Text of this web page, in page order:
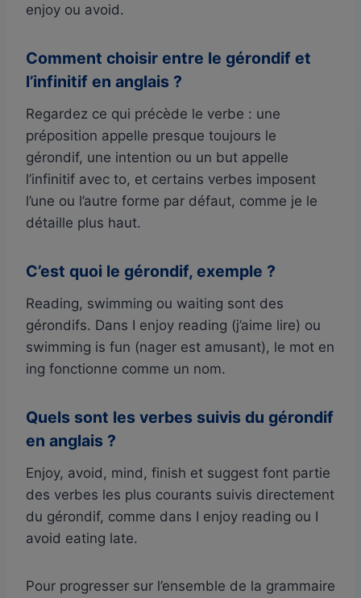
enjoy ou avoid.
Comment choisir entre le gérondif et
l’infinitif en anglais ?
Regardez ce qui précède le verbe : une
préposition appelle presque toujours le
gérondif, une intention ou un but appelle
l’infinitif avec to, et certains verbes imposent
l’une ou l’autre forme par défaut, comme je le
détaille plus haut.
C’est quoi le gérondif, exemple ?
Reading, swimming ou waiting sont des
gérondifs. Dans I enjoy reading (j’aime lire) ou
swimming is fun (nager est amusant), le mot en
ing fonctionne comme un nom.
Quels sont les verbes suivis du gérondif
en anglais ?
Enjoy, avoid, mind, finish et suggest font partie
des verbes les plus courants suivis directement
du gérondif, comme dans I enjoy reading ou I
avoid eating late.
Pour progresser sur l’ensemble de la grammaire